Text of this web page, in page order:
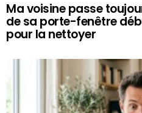
Ma voisine passe
de sa porte-fenêtre
pour la nettoyer